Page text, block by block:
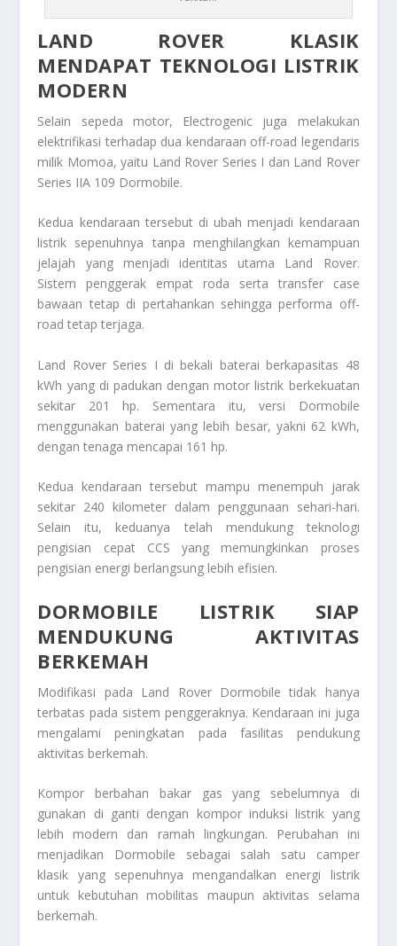
LAND ROVER KLASIK
MENDAPAT TEKNOLOGI LISTRIK
MODERN
Selain sepeda motor, Electrogenic juga melakukan
elektrifikasi terhadap dua kendaraan off-road legendaris
milik Momoa, yaitu Land Rover Series I dan Land Rover
Series IIA 109 Dormobile.
Kedua kendaraan tersebut di ubah menjadi kendaraan
listrik sepenuhnya tanpa menghilangkan kemampuan
jelajah yang menjadi identitas utama Land Rover.
Sistem penggerak empat roda serta transfer case
bawaan tetap di pertahankan sehingga performa off-
road tetap terjaga.
Land Rover Series I di bekali baterai berkapasitas 48
kWh yang di padukan dengan motor listrik berkekuatan
sekitar 201 hp. Sementara itu, versi Dormobile
menggunakan baterai yang lebih besar, yakni 62 kWh,
dengan tenaga mencapai 161 hp.
Kedua kendaraan tersebut mampu menempuh jarak
sekitar 240 kilometer dalam penggunaan sehari-hari.
Selain itu, keduanya telah mendukung teknologi
pengisian cepat CCS yang memungkinkan proses
pengisian energi berlangsung lebih efisien.
DORMOBILE LISTRIK SIAP
MENDUKUNG AKTIVITAS
BERKEMAH
Modifikasi pada Land Rover Dormobile tidak hanya
terbatas pada sistem penggeraknya. Kendaraan ini juga
mengalami peningkatan pada fasilitas pendukung
aktivitas berkemah.
Kompor berbahan bakar gas yang sebelumnya di
gunakan di ganti dengan kompor induksi listrik yang
lebih modern dan ramah lingkungan. Perubahan ini
menjadikan Dormobile sebagai salah satu camper
klasik yang sepenuhnya mengandalkan energi listrik
untuk kebutuhan mobilitas maupun aktivitas selama
berkemah.